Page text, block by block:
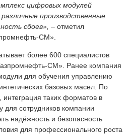
цифровых модулей
производственные
сбоев», – отметил
СМ».
более 600 специалистов
СМ». Ранее компания
для обучения управлению
базовых масел. По
таких форматов в
для сотрудников компании
надёжность и безопасность
для профессионального роста